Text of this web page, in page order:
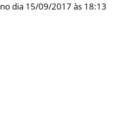
no dia 15/09/2017 às 18:13